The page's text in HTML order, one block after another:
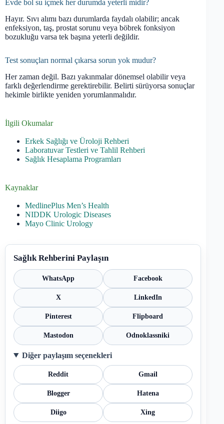
Evde bol su içmek her durumda yeterli midir?
Hayır. Sıvı alımı bazı durumlarda faydalı olabilir; ancak
enfeksiyon, taş, prostat sorunu veya böbrek fonksiyon
bozukluğu varsa tek başına yeterli değildir.
Test sonuçları normal çıkarsa sorun yok mudur?
Her zaman değil. Bazı yakınmalar dönemsel olabilir veya
farklı değerlendirme gerektirebilir. Belirti sürüyorsa sonuçlar
hekimle birlikte yeniden yorumlanmalıdır.
İlgili Okumalar
Erkek Sağlığı ve Üroloji Rehberi
Laboratuvar Testleri ve Tahlil Rehberi
Sağlık Hesaplama Programları
Kaynaklar
MedlinePlus Men’s Health
NIDDK Urologic Diseases
Mayo Clinic Urology
Sağlık Rehberini Paylaşın
WhatsApp Facebook
X LinkedIn
Pinterest Flipboard
Mastodon Odnoklassniki
Diğer paylaşım seçenekleri
Reddit Gmail
Blogger Hatena
Diigo Xing